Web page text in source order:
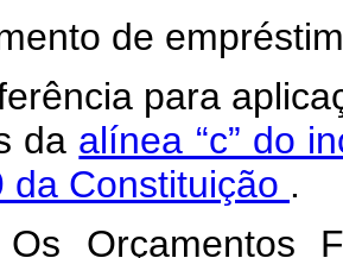
de
para
da alínea “c” do
da Constituição .
Orçamentos